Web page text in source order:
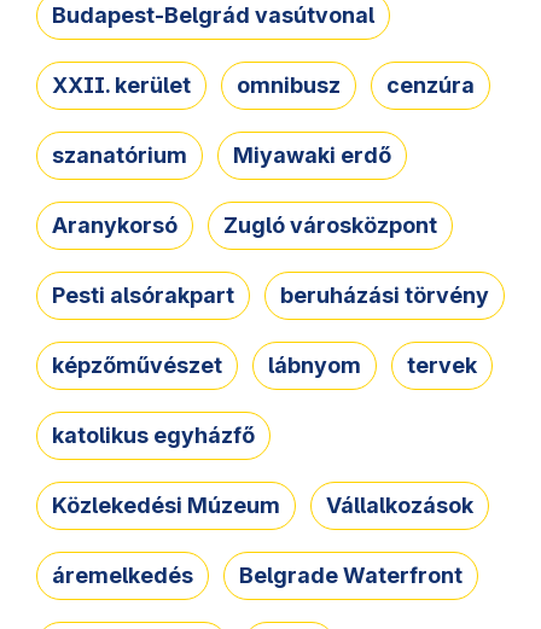
Budapest-Belgrád vasútvonal
XXII. kerület omnibusz cenzúra
szanatórium Miyawaki erdő
Aranykorsó Zugló városközpont
Pesti alsórakpart beruházási törvény
képzőművészet lábnyom tervek
katolikus egyházfő
Közlekedési Múzeum Vállalkozások
áremelkedés Belgrade Waterfront